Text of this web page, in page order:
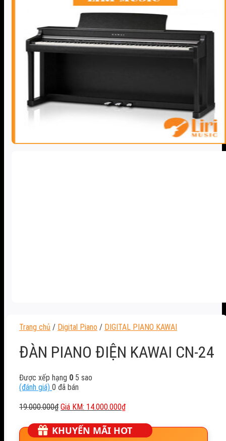
Trang chủ / Digital Piano / DIGITAL PIANO KAWAI
ĐÀN PIANO ĐIỆN KAWAI CN-24
Được xếp hạng 0 5 sao
(đánh giá) 0 đã bán
19.000.000₫ Giá
là:
19.000.000₫.
14.000.000₫Giá
tại
là:
KHUYẾN MÃI HOT